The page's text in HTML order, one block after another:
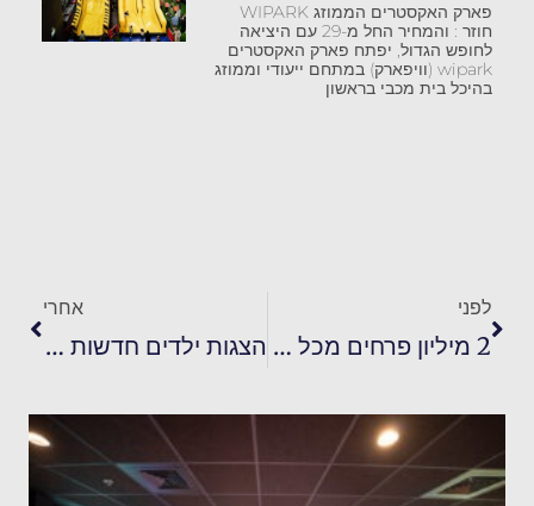
פארק האקסטרים הממוזג WIPARK
חוזר : והמחיר החל מ-29 עם היציאה
לחופש הגדול, יפתח פארק האקסטרים
wipark (וויפארק) במתחם ייעודי וממוזג
בהיכל בית מכבי בראשון
לפני
2 מיליון פרחים מכל העולם (ומעוטף עזה) בתערוכה הגדולה בישראל
אחרי
הצגות ילדים חדשות שכדאי להכיר